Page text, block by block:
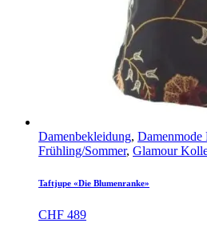
Damenbekleidung, Damenmode
Frühling/Sommer, Glamour
Taftjupe «Die Blumenranke»
CHF 489